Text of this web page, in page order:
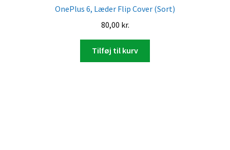
OnePlus 6, Læder Flip Cover (Sort)
80,00 kr.
Tilføj til kurv